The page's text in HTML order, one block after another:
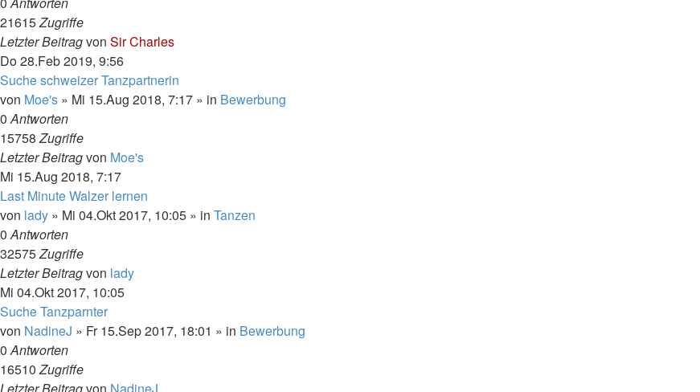
21615Zugriffe
Letzter Beitragvon Sir Charles
Do 28.Feb 2019, 9:56
Suche schweizer Tanzpartnerin
von Moe's » Mi 15.Aug 2018, 7:17 » in Bewerbung
0Antworten
15758Zugriffe
Letzter Beitragvon Moe's
Mi 15.Aug 2018, 7:17
Last Minute Walzer lernen
von lady » Mi 04.Okt 2017, 10:05 » in Tanzen
0Antworten
32575Zugriffe
Letzter Beitragvon lady
Mi 04.Okt 2017, 10:05
Suche Tanzparnter
von NadineJ » Fr 15.Sep 2017, 18:01 » in Bewerbung
0Antworten
16510Zugriffe